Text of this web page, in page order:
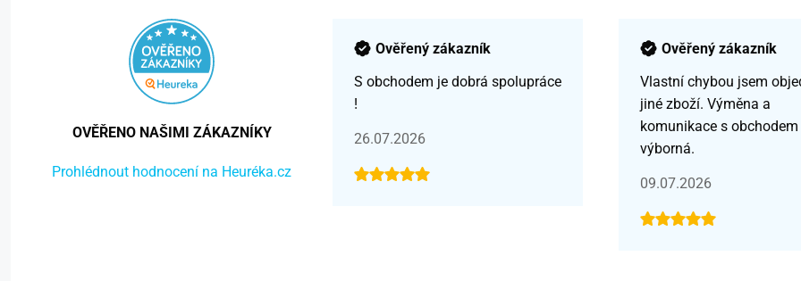
OVĚŘENO NAŠIMI ZÁKAZNÍKY
Prohlédnout hodnocení na Heuréka.cz
Ověřený zákazník
S obchodem je dobrá spolupráce
!
26.07.2026
Ověřený zákazník
Vlastní chybou jsem
jiné zboží. Výměna a
komunikace s obchodem
výborná.
09.07.2026